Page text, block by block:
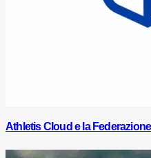
Athletis Cloud e la